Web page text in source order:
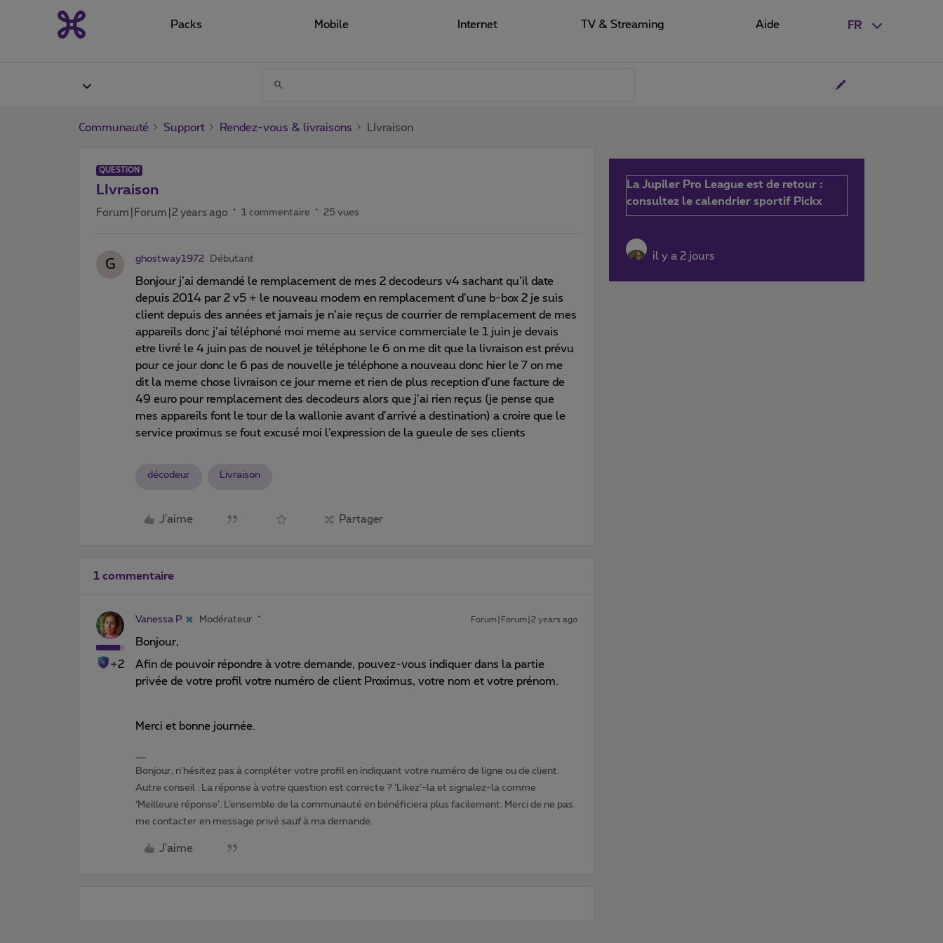
FR
Packs Mobile Internet TV & Streaming Aide
Communauté Support Rendez-vous & livraisons LIvraison
QUESTION
LIvraison
Forum|Forum|2 years ago 1 commentaire 25 vues
G ghostway1972 Débutant
Bonjour j’ai demandé le remplacement de mes 2 decodeurs v4 sachant qu’il date
depuis 2014 par 2 v5 + le nouveau modem en remplacement d’une b-box 2 je suis
client depuis des années et jamais je n’aie reçus de courrier de remplacement de mes
appareils donc j’ai téléphoné moi meme au service commerciale le 1 juin je devais
etre livré le 4 juin pas de nouvel je téléphone le 6 on me dit que la livraison est prévu
pour ce jour donc le 6 pas de nouvelle je téléphone a nouveau donc hier le 7 on me
dit la meme chose livraison ce jour meme et rien de plus reception d’une facture de
49 euro pour remplacement des decodeurs alors que j’ai rien reçus (je pense que
mes appareils font le tour de la wallonie avant d’arrivé a destination) a croire que le
service proximus se fout excusé moi l’expression de la gueule de ses clients
décodeur Livraison
J'aime Partager
1 commentaire
+2
Vanessa P Modérateur Forum|Forum|2 years ago
Bonjour,
Afin de pouvoir répondre à votre demande, pouvez-vous indiquer dans la partie
privée de votre profil votre numéro de client Proximus, votre nom et votre prénom.
Merci et bonne journée.
Bonjour, n'hésitez pas à compléter votre profil en indiquant votre numéro de ligne ou de client.
Autre conseil : La réponse à votre question est correcte ? ‘Likez’-la et signalez-la comme
‘Meilleure réponse’. L’ensemble de la communauté en bénéficiera plus facilement. Merci de ne pas
me contacter en message privé sauf à ma demande.
J'aime
La Jupiler Pro League est de retour :
consultez le calendrier sportif Pickx
il y a 2 jours